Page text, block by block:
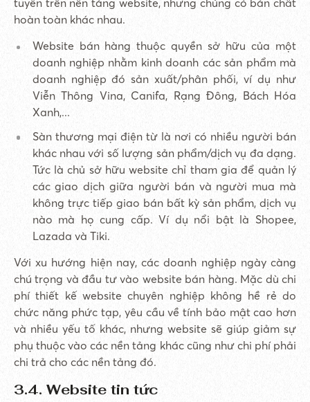
tuyến trên nền tảng website, nhưng chúng có bản chất
hoàn toàn khác nhau.
Website bán hàng thuộc quyền sở hữu của một
doanh nghiệp nhằm kinh doanh các sản phẩm mà
doanh nghiệp đó sản xuất/phân phối, ví dụ như
Viễn Thông Vina, Canifa, Rạng Đông, Bách Hóa
Xanh,...
Sàn thương mại điện từ là nơi có nhiều người bán
khác nhau với số lượng sản phẩm/dịch vụ đa dạng.
Tức là chủ sở hữu website chỉ tham gia để quản lý
các giao dịch giữa người bán và người mua mà
không trực tiếp giao bán bất kỳ sản phẩm, dịch vụ
nào mà họ cung cấp. Ví dụ nổi bật là Shopee,
Lazada và Tiki.
Với xu hướng hiện nay, các doanh nghiệp ngày càng
chú trọng và đầu tư vào website bán hàng. Mặc dù chi
phí thiết kế website chuyên nghiệp không hề rẻ do
chức năng phức tạp, yêu cầu về tính bảo mật cao hơn
và nhiều yếu tố khác, nhưng website sẽ giúp giảm sự
phụ thuộc vào các nền tảng khác cũng như chi phí phải
chi trả cho các nền tảng đó.
3.4. Website tin tức